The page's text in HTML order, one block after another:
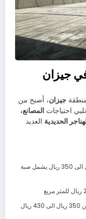
في جيزان
جيزان، أصبح من
احتياجات المصانع،
الحديدية العديد
اسعار الهنجر مع البناء والتشطيبات من 250ريال الى 350 ريال يشمل صبة